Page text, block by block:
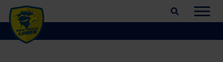
Suchfeld öffnen